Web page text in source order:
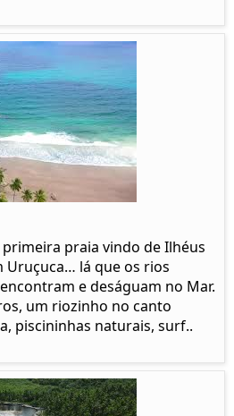
praia vindo de Ilhéus
Uruçuca… lá que os rios
e deságuam no Mar.
um riozinho no canto
piscininhas naturais, surf..